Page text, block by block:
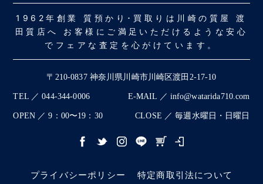
1962年創業 質預かり･買取りは川崎の質屋 渡
田質店へ お客様にご満足いただけるような安心
でフェアな査定を心がけています。
〒210-0837 神奈川県川崎市川崎区渡田2-17-10
TEL ／ 044-344-0006 E-MAIL ／ info@watarida710.com
OPEN ／ 9：00〜19：30 CLOSE ／ 毎週水曜日・日曜日
プライバシーポリシー 特定商取引法について